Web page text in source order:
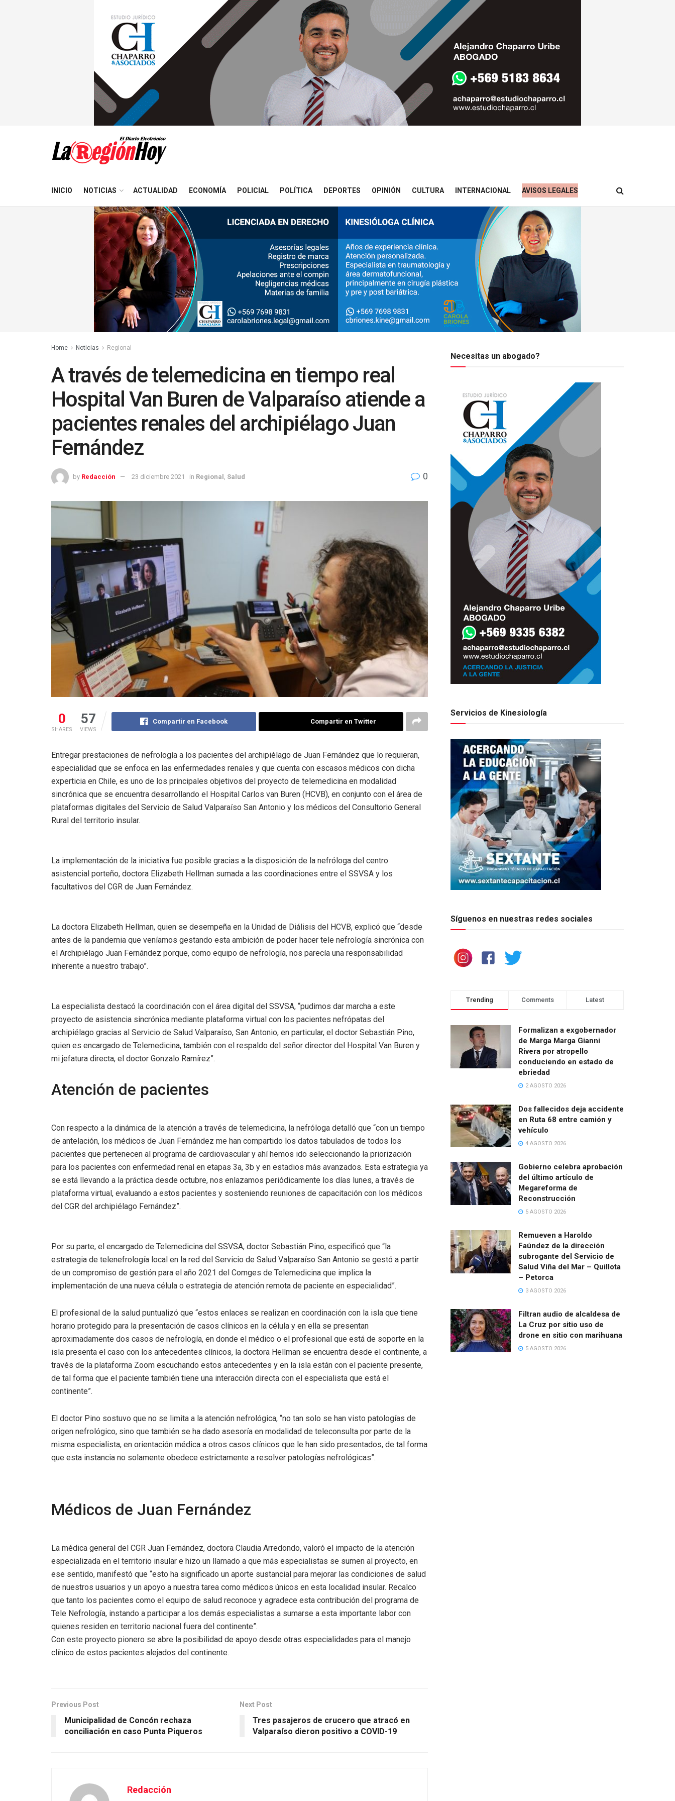
INICIO NOTICIAS ACTUALIDAD ECONOMÍA POLICIAL POLÍTICA DEPORTES OPINIÓN CULTURA INTERNACIONAL AVISOS LEGALES
Home Noticias Regional
A través de telemedicina en tiempo real
Hospital Van Buren de Valparaíso atiende a
pacientes renales del archipiélago Juan
Fernández
by Redacción 23 diciembre 2021 in Regional Salud 0
0
SHARES
57
VIEWS
Compartir en Facebook Compartir en Twitter
Entregar prestaciones de nefrología a los pacientes del archipiélago de Juan Fernández que lo requieran,
especialidad que se enfoca en las enfermedades renales y que cuenta con escasos médicos con dicha
experticia en Chile, es uno de los principales objetivos del proyecto de telemedicina en modalidad
sincrónica que se encuentra desarrollando el Hospital Carlos van Buren (HCVB), en conjunto con el área de
plataformas digitales del Servicio de Salud Valparaíso San Antonio y los médicos del Consultorio General
Rural del territorio insular.
La implementación de la iniciativa fue posible gracias a la disposición de la nefróloga del centro
asistencial porteño, doctora Elizabeth Hellman sumada a las coordinaciones entre el SSVSA y los
facultativos del CGR de Juan Fernández.
La doctora Elizabeth Hellman, quien se desempeña en la Unidad de Diálisis del HCVB, explicó que “desde
antes de la pandemia que veníamos gestando esta ambición de poder hacer tele nefrología sincrónica con
el Archipiélago Juan Fernández porque, como equipo de nefrología, nos parecía una responsabilidad
inherente a nuestro trabajo”.
La especialista destacó la coordinación con el área digital del SSVSA, “pudimos dar marcha a este
proyecto de asistencia sincrónica mediante plataforma virtual con los pacientes nefrópatas del
archipiélago gracias al Servicio de Salud Valparaíso, San Antonio, en particular, el doctor Sebastián Pino,
quien es encargado de Telemedicina, también con el respaldo del señor director del Hospital Van Buren y
mi jefatura directa, el doctor Gonzalo Ramírez”.
Atención de pacientes
Con respecto a la dinámica de la atención a través de telemedicina, la nefróloga detalló que “con un tiempo
de antelación, los médicos de Juan Fernández me han compartido los datos tabulados de todos los
pacientes que pertenecen al programa de cardiovascular y ahí hemos ido seleccionando la priorización
para los pacientes con enfermedad renal en etapas 3a, 3b y en estadios más avanzados. Esta estrategia ya
se está llevando a la práctica desde octubre, nos enlazamos periódicamente los días lunes, a través de
plataforma virtual, evaluando a estos pacientes y sosteniendo reuniones de capacitación con los médicos
del CGR del archipiélago Fernández”.
Por su parte, el encargado de Telemedicina del SSVSA, doctor Sebastián Pino, especificó que “la
estrategia de telenefrología local en la red del Servicio de Salud Valparaíso San Antonio se gestó a partir
de un compromiso de gestión para el año 2021 del Comges de Telemedicina que implica la
implementación de una nueva célula o estrategia de atención remota de paciente en especialidad”.
El profesional de la salud puntualizó que “estos enlaces se realizan en coordinación con la isla que tiene
horario protegido para la presentación de casos clínicos en la célula y en ella se presentan
aproximadamente dos casos de nefrología, en donde el médico o el profesional que está de soporte en la
isla presenta el caso con los antecedentes clínicos, la doctora Hellman se encuentra desde el continente, a
través de la plataforma Zoom escuchando estos antecedentes y en la isla están con el paciente presente,
de tal forma que el paciente también tiene una interacción directa con el especialista que está el
continente”.
El doctor Pino sostuvo que no se limita a la atención nefrológica, “no tan solo se han visto patologías de
origen nefrológico, sino que también se ha dado asesoría en modalidad de teleconsulta por parte de la
misma especialista, en orientación médica a otros casos clínicos que le han sido presentados, de tal forma
que esta instancia no solamente obedece estrictamente a resolver patologías nefrológicas”.
Médicos de Juan Fernández
La médica general del CGR Juan Fernández, doctora Claudia Arredondo, valoró el impacto de la atención
especializada en el territorio insular e hizo un llamado a que más especialistas se sumen al proyecto, en
ese sentido, manifestó que “esto ha significado un aporte sustancial para mejorar las condiciones de salud
de nuestros usuarios y un apoyo a nuestra tarea como médicos únicos en esta localidad insular. Recalco
que tanto los pacientes como el equipo de salud reconoce y agradece esta contribución del programa de
Tele Nefrología, instando a participar a los demás especialistas a sumarse a esta importante labor con
quienes residen en territorio nacional fuera del continente”.
Con este proyecto pionero se abre la posibilidad de apoyo desde otras especialidades para el manejo
clínico de estos pacientes alejados del continente.
Previous Post
Municipalidad de Concón rechaza
conciliación en caso Punta Piqueros
Next Post
Tres pasajeros de crucero que atracó en
Valparaíso dieron positivo a COVID-19
Redacción
Necesitas un abogado?
Servicios de Kinesiología
Síguenos en nuestras redes sociales
Trending Comments Latest
Formalizan a exgobernador
de Marga Marga Gianni
Rivera por atropello
conduciendo en estado de
ebriedad
2 AGOSTO 2026
Dos fallecidos deja accidente
en Ruta 68 entre camión y
vehículo
4 AGOSTO 2026
Gobierno celebra aprobación
del último artículo de
Megareforma de
Reconstrucción
5 AGOSTO 2026
Remueven a Haroldo
Faúndez de la dirección
subrogante del Servicio de
Salud Viña del Mar – Quillota
– Petorca
3 AGOSTO 2026
Filtran audio de alcaldesa de
La Cruz por sitio uso de
drone en sitio con marihuana
5 AGOSTO 2026